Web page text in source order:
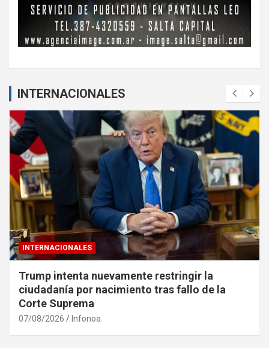
INTERNACIONALES
INTERNACIONALES
Trump intenta nuevamente restringir la
ciudadanía por nacimiento tras fallo de la
Corte Suprema
07/08/2026 Infonoa